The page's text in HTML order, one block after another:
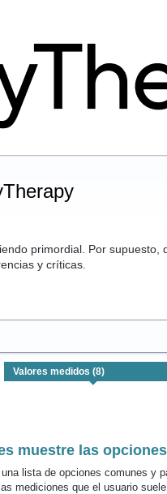
primordial. Por supuesto,
y críticas.
muestre las
lista de opciones comunes y
mediciones que el usuario